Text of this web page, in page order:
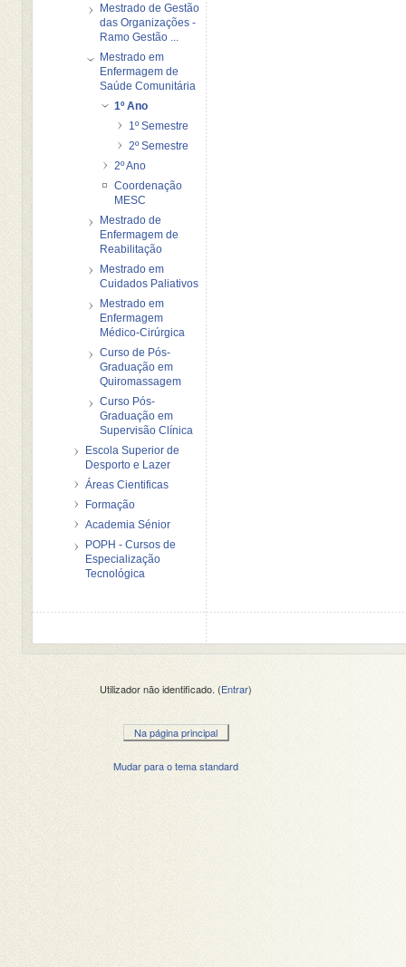
Mestrado de Gestão
das Organizações -
Ramo Gestão ...
Mestrado em
Enfermagem de
Saúde Comunitária
1º Ano
1º Semestre
2º Semestre
2º Ano
Coordenação
MESC
Mestrado de
Enfermagem de
Reabilitação
Mestrado em
Cuidados Paliativos
Mestrado em
Enfermagem
Médico-Cirúrgica
Curso de Pós-
Graduação em
Quiromassagem
Curso Pós-
Graduação em
Supervisão Clínica
Escola Superior de
Desporto e Lazer
Áreas Cientificas
Formação
Academia Sénior
POPH - Cursos de
Especialização
Tecnológica
Utilizador não identificado. (Entrar)
Na página principal
Mudar para o tema standard